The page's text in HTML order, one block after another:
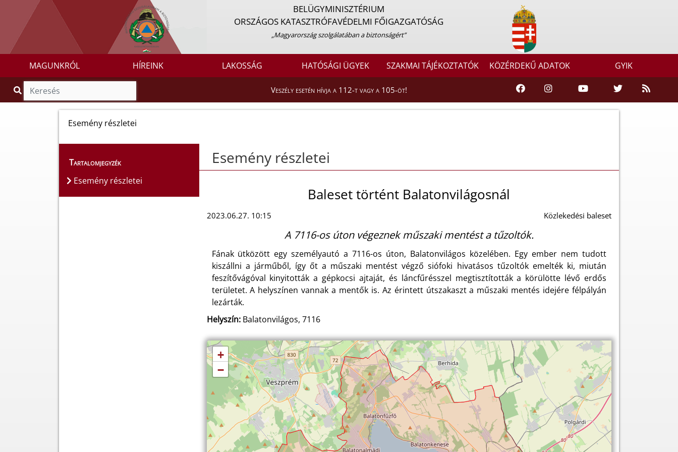
BELÜGYMINISZTÉRIUM
ORSZÁGOS KATASZTRÓFAVÉDELMI FŐIGAZGATÓSÁG
„Magyarország szolgálatában a biztonságért”
MAGUNKRÓL HÍREINK LAKOSSÁG HATÓSÁGI ÜGYEK SZAKMAI TÁJÉKOZTATÓK KÖZÉRDEKŰ ADATOK GYIK
Veszély esetén hívja a 112-t vagy a 105-öt!
Esemény részletei
Tartalomjegyzék
Esemény részletei
Esemény részletei
Baleset történt Balatonvilágosnál
2023.06.27. 10:15 Közlekedési baleset
A 7116-os úton végeznek műszaki mentést a tűzoltók.
Fának ütközött egy személyautó a 7116-os úton, Balatonvilágos közelében. Egy ember nem tudott
kiszállni a járműből, így őt a műszaki mentést végző siófoki hivatásos tűzoltók emelték ki, miután
feszítővágóval kinyitották a gépkocsi ajtaját, és láncfűrésszel megtisztították a körülötte lévő erdős
területet. A helyszínen vannak a mentők is. Az érintett útszakaszt a műszaki mentés idejére félpályán
lezárták.
Helyszín:Balatonvilágos, 7116
+
−